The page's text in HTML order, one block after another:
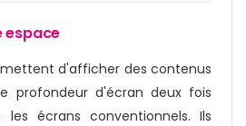
espace
d'afficher des contenus
profondeur d'écran deux fois
écrans conventionnels. Ils